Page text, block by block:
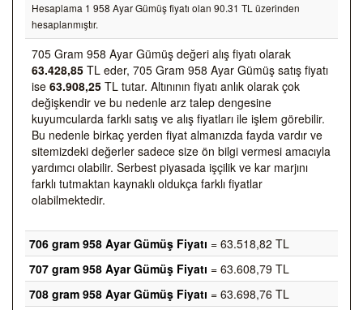
Hesaplama 1 958 Ayar Gümüş fiyatı olan 90.31 TL üzerinden
hesaplanmıştır.
705 Gram 958 Ayar Gümüş değeri alış fiyatı olarak
63.428,85 TL eder, 705 Gram 958 Ayar Gümüş satış fiyatı
ise 63.908,25 TL tutar. Altınının fiyatı anlık olarak çok
değişkendir ve bu nedenle arz talep dengesine
kuyumcularda farklı satış ve alış fiyatları ile işlem görebilir.
Bu nedenle birkaç yerden fiyat almanızda fayda vardır ve
sitemizdeki değerler sadece size ön bilgi vermesi amacıyla
yardımcı olabilir. Serbest piyasada işçilik ve kar marjını
farklı tutmaktan kaynaklı oldukça farklı fiyatlar
olabilmektedir.
706 gram 958 Ayar Gümüş Fiyatı = 63.518,82 TL
707 gram 958 Ayar Gümüş Fiyatı = 63.608,79 TL
708 gram 958 Ayar Gümüş Fiyatı = 63.698,76 TL